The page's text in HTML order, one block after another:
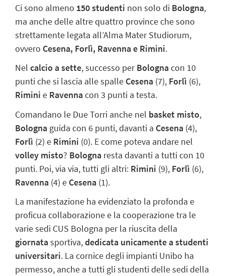
Ci sono almeno 150 studenti non solo di Bologna,
ma anche delle altre quattro province che sono
strettamente legata all’Alma Mater Studiorum,
ovvero Cesena, Forlì, Ravenna e Rimini.
Nel calcio a sette, successo perBolognacon 10
punti che si lascia alle spalle Cesena (7), Forlì (6),
Rimini e Ravennacon 3 punti a testa.
Comandano le Due Torri anche nel basket misto,
Bologna guida con 6 punti, davanti a Cesena (4),
Forlì (2) e Rimini (0). E come poteva andare nel
volley misto? Bologna resta davanti a tutti con 10
punti. Poi, via via, tutti gli altri: Rimini (9), Forlì (6),
Ravenna (4) e Cesena (1).
La manifestazione ha evidenziato la profonda e
proficua collaborazione e la cooperazione tra le
varie sedi CUS Bologna per la riuscita della
giornatasportiva,dedicata unicamente a studenti
universitari. La cornice degli impianti Unibo ha
permesso, anche a tutti gli studenti delle sedi della